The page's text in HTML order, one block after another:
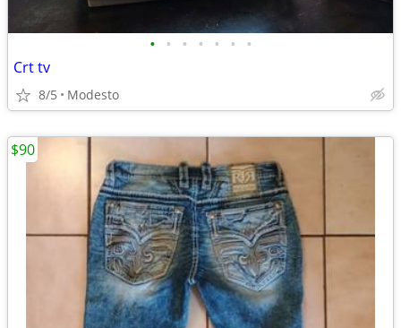
• • • • • • •
Crt tv
8/5 Modesto
$90